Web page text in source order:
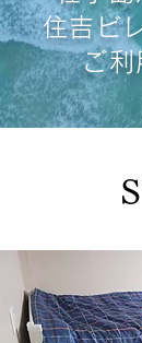
住吉ビ
ご利